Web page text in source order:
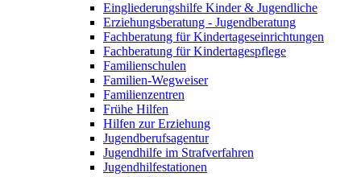
Eingliederungshilfe Kinder & Jugendliche
Erziehungsberatung - Jugendberatung
Fachberatung für Kindertageseinrichtungen
Fachberatung für Kindertagespflege
Familienschulen
Familien-Wegweiser
Familienzentren
Frühe Hilfen
Hilfen zur Erziehung
Jugendberufsagentur
Jugendhilfe im Strafverfahren
Jugendhilfestationen